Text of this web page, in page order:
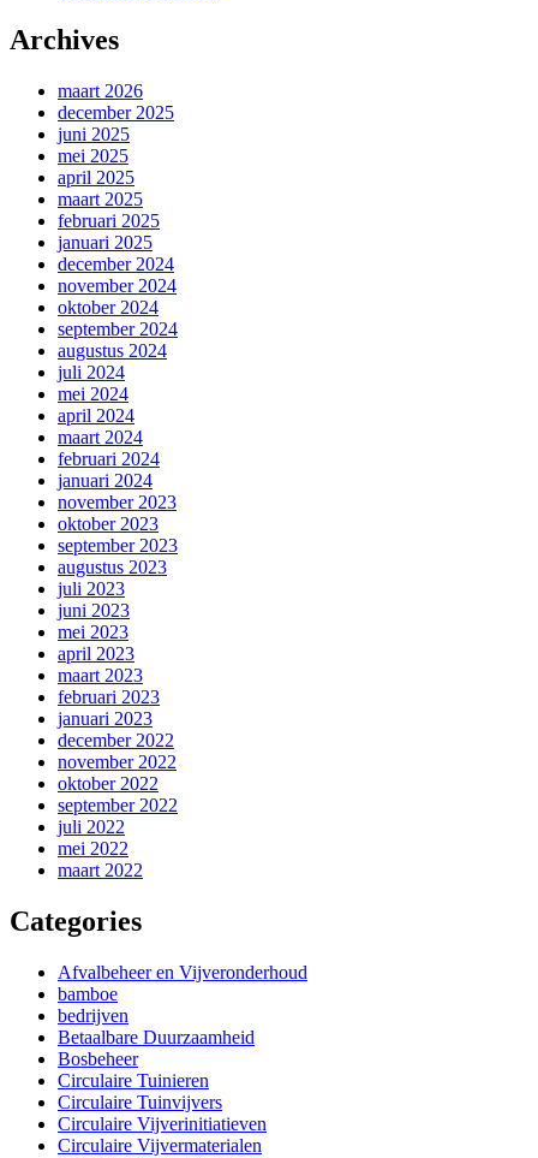
Archives
maart 2026
december 2025
juni 2025
mei 2025
april 2025
maart 2025
februari 2025
januari 2025
december 2024
november 2024
oktober 2024
september 2024
augustus 2024
juli 2024
mei 2024
april 2024
maart 2024
februari 2024
januari 2024
november 2023
oktober 2023
september 2023
augustus 2023
juli 2023
juni 2023
mei 2023
april 2023
maart 2023
februari 2023
januari 2023
december 2022
november 2022
oktober 2022
september 2022
juli 2022
mei 2022
maart 2022
Categories
Afvalbeheer en Vijveronderhoud
bamboe
bedrijven
Betaalbare Duurzaamheid
Bosbeheer
Circulaire Tuinieren
Circulaire Tuinvijvers
Circulaire Vijverinitiatieven
Circulaire Vijvermaterialen